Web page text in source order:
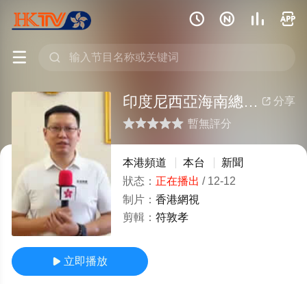
   
 
 分享
印度尼西亞海南總商會秘書長孫建接受香港國際網絡電視台采訪
很差較差
還行 暫無評分
本港頻道 本台
新聞
狀态： 正在播出 / 12-12
制片： 香港網視
剪輯： 符敦孝
 立即播放